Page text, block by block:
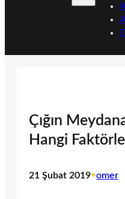
Çığın
Hangi
21 Şubat 2019•omer